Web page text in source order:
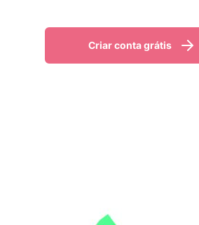
Criar conta grátis